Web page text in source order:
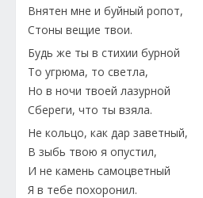
Внятен мне и буйный ропот,
Стоны вещие твои.
Будь же ты в стихии бурной
То угрюма, то светла,
Но в ночи твоей лазурной
Сбереги, что ты взяла.
Не кольцо, как дар заветный,
В зыбь твою я опустил,
И не камень самоцветный
Я в тебе похоронил.